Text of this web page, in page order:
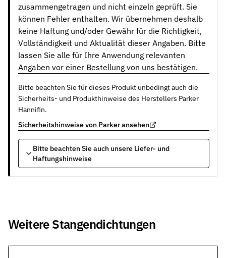
zusammengetragen und nicht einzeln geprüft. Sie
können Fehler enthalten. Wir übernehmen deshalb
keine Haftung und/oder Gewähr für die Richtigkeit,
Vollständigkeit und Aktualität dieser Angaben. Bitte
lassen Sie alle für Ihre Anwendung relevanten
Angaben vor einer Bestellung von uns bestätigen.
Bitte beachten Sie für dieses Produkt unbedingt auch die
Sicherheits- und Produkthinweise des Herstellers Parker
Hannifin.
Sicherheitshinweise von Parker ansehen
Bitte beachten Sie auch unsere Liefer- und
Haftungshinweise
Weitere Stangendichtungen